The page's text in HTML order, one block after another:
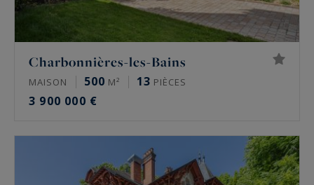
Charbonnières-les-Bains
MAISON 500 M² 13 PIÈCES
3 900 000 €